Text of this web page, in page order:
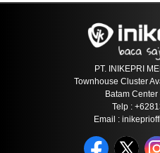
PT. INIKEPRI
Townhouse Cluster
Batam
Telp :
Email :